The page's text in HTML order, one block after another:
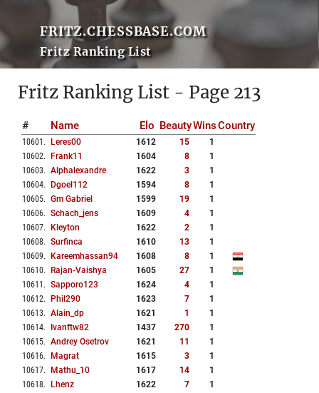
FRITZ.CHESSBASE.COM
Fritz Ranking List
Fritz Ranking List - Page 213
# Name Elo BeautyWinsCountry
10601 . Leres00 1612 15
1
10602. Frank11 1604 8
1
10603. Alphalexandre 1622 3
1
10604. Dgoel112 1594 8
1
10605. Gm Gabriel 1599 19
1
10606. Schach_jens 1609 4
1
10607. Kleyton 1622 2
1
10608. Surfinca 1610 13
1
10609. Kareemhassan94 1608 8
1
10610. Rajan-Vaishya 1605 27
1
10611 . Sapporo123 1624 4
1
10612. Phil290 1623 7
1
10613. Alain_dp 1621 1
1
10614. Ivanftw82 1437 270
1
10615. Andrey Osetrov 1621 11
1
10616. Magrat 1615 3
1
10617. Mathu_10 1617 14
1
10618. Lhenz 1622 7
1